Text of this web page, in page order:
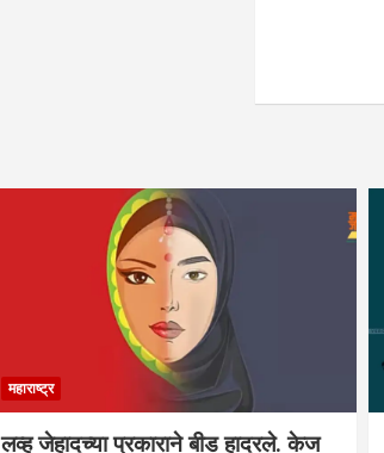
महाराष्ट्र
लव्ह जेहादच्या प्रकाराने बीड हादरले. केज